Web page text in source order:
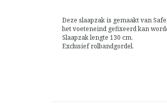
Deze slaapzak is gemaakt van
het voeteneind gefixeerd kan
Slaapzak lengte 130 cm.
Exclusief rolbandgordel.